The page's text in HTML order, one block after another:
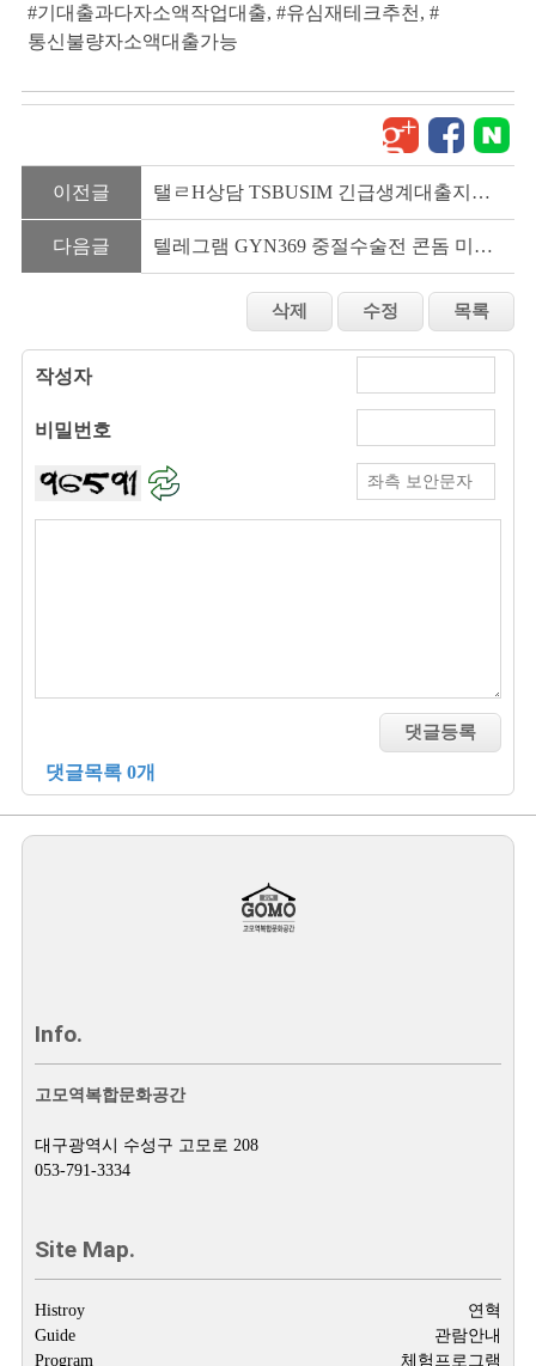
#기대출과다자소액작업대출, #유심재테크추천 , #
통신불량자소액대출가능
이전글 탤ㄹH상담 TSBUSIM 긴급생계대출지원 대학생온라인비대면대출 탬...
다음글 텔레그램 GYN369 중절수술전 콘돔 미착용후 관계 임신 가능성은
작성자
비밀번호
댓글목록 0개
Info.
고모역복합문화공간
대구광역시 수성구 고모로 208
053-791-3334
Site Map.
Histroy
연혁
Guide
관람안내
Program
체험프로그램